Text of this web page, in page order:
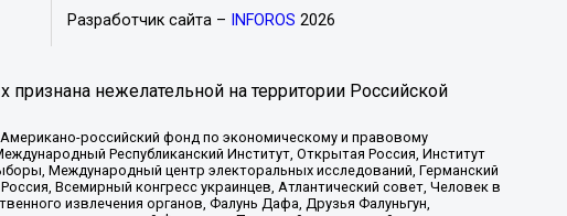
Разработчик сайта –
INFOROS 2026
нежелательной на территории Российской
российский фонд по экономическому и правовому
Республиканский Институт, Открытая Россия, Институт
Международный центр электоральных исследований, Германский
Всемирный конгресс украинцев, Атлантический совет, Человек в
извлечения органов, Фалунь Дафа, Друзья Фалуньгун,